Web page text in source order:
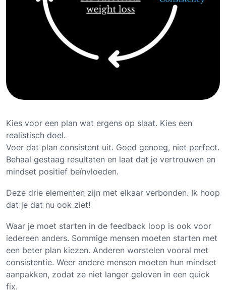
Kies voor een plan wat ergens op slaat. Kies een
realistisch doel.
Voer dat plan consistent uit. Goed genoeg, niet perfect.
Behaal gestaag resultaten en laat dat je vertrouwen en
mindset positief beïnvloeden.
Deze drie elementen zijn met elkaar verbonden. Ik hoop
dat je dat nu ook ziet!
Waar je moet starten in de feedback loop is ook voor
iedereen anders. Sommige mensen moeten starten met
een beter plan kiezen. Anderen worstelen vooral met
consistentie. Weer andere mensen moeten hun mindset
aanpakken, zodat ze niet langer geloven in een quick
fix.